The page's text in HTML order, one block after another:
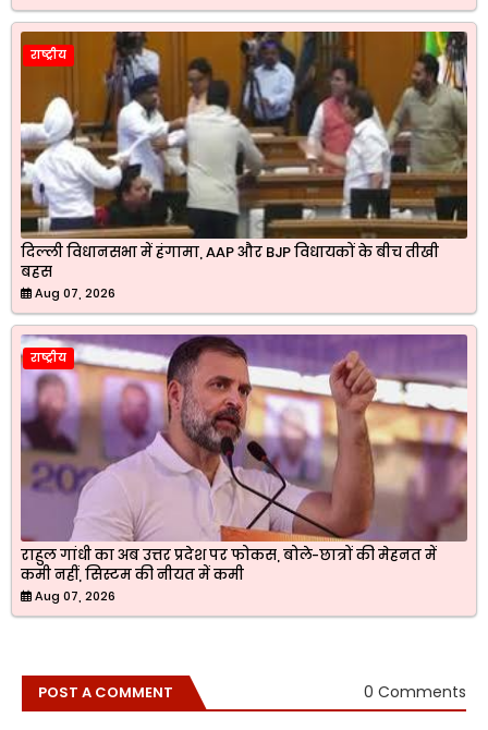
राष्ट्रीय
दिल्ली विधानसभा में हंगामा, AAP और BJP विधायकों के बीच तीखी
बहस
Aug 07, 2026
राष्ट्रीय
राहुल गांधी का अब उत्तर प्रदेश पर फोकस, बोले-छात्रों की मेहनत में
कमी नहीं, सिस्टम की नीयत में कमी
Aug 07, 2026
POST A COMMENT 0 Comments